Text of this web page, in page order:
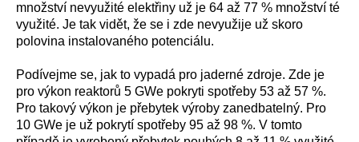
množství nevyužité elektřiny už je 64 až 77 % množství té
využité. Je tak vidět, že se i zde nevyužije už skoro
polovina instalovaného potenciálu.
Podívejme se, jak to vypadá pro jaderné zdroje. Zde je
pro výkon reaktorů 5 GWe pokryti spotřeby 53 až 57 %.
Pro takový výkon je přebytek výroby zanedbatelný. Pro
10 GWe je už pokrytí spotřeby 95 až 98 %. V tomto